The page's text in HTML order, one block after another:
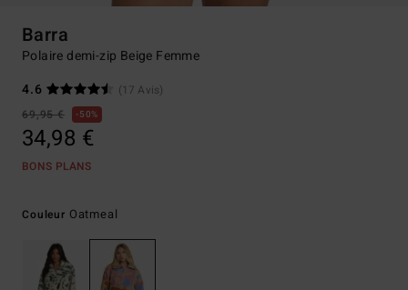
Barra
Polaire demi-zip Beige Femme
4.6
(17 Avis)
69,95 €
50%
34,98 €
BONS PLANS
Couleur Oatmeal